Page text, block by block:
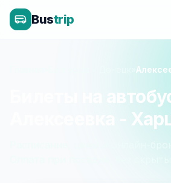
Bustrip
Билеты на
Алексеевка -
Расписание, цены и онлайн-
Оплата при посадке, без